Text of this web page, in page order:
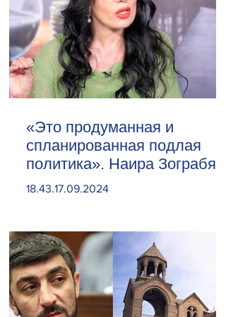
«Это продуманная и
спланированная подлая
политика». Наира Зограбян
18.43.17.09.2024